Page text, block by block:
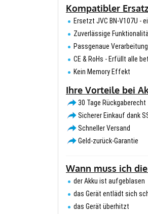
Kompatibler
Ersetzt JVC BN-V107U -
Zuverlässige
Passgenaue
CE & RoHs - Erfüllt alle
Kein Memory Effekt
Ihre Vorteile bei
30 Tage Rückgaberecht
Sicherer Einkauf dank
Schneller Versand
Geld-zurück-Garantie
Wann muss ich
der Akku ist aufgeblasen
das Gerät entlädt sich
das Gerät überhitzt